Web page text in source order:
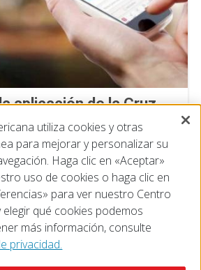
aplicación de la Cruz
alertas en tiempo
utiliza cookies y otras
para mejorar y personalizar su
Haga clic en «Aceptar»
uso de cookies o haga clic en
para ver nuestro Centro
qué cookies podemos
más información, consulte
privacidad.